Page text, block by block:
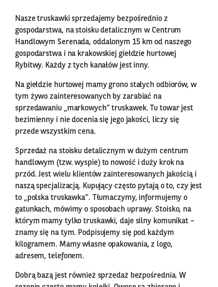
Nasze truskawki sprzedajemy bezpośrednio z
gospodarstwa, na stoisku detalicznym w Centrum
Handlowym Serenada, oddalonym 15 km od naszego
gospodarstwa i na krakowskiej giełdzie hurtowej
Rybitwy. Każdy z tych kanałów jest inny.
Na giełdzie hurtowej mamy grono stałych odbiorów, w
tym żywo zainteresowanych by zarabiać na
sprzedawaniu „markowych” truskawek. Tu towar jest
bezimienny i nie docenia się jego jakości, liczy się
przede wszystkim cena.
Sprzedaż na stoisku detalicznym w dużym centrum
handlowym (tzw. wyspie) to nowość i duży krok na
przód. Jest wielu klientów zainteresowanych jakością i
naszą specjalizacją. Kupujący często pytają o to, czy jest
to „polska truskawka”. Tłumaczymy, informujemy o
gatunkach, mówimy o sposobach uprawy. Stoisko, na
którym mamy tylko truskawki, daje silny komunikat –
znamy się na tym. Podpisujemy się pod każdym
kilogramem. Mamy własne opakowania, z logo,
adresem, telefonem.
Dobrą bazą jest również sprzedaż bezpośrednia. W